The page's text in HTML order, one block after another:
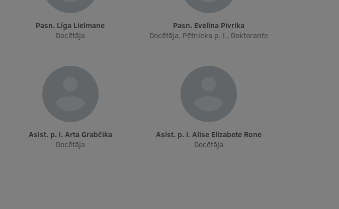
Pasn. Līga Lielmane
Docētāja
Pasn. Evelīna Pivrika
Docētāja, Pētnieka p. i., Doktorante
Asist. p. i. Arta Grabčika
Docētāja
Asist. p. i. Alise Elizabete Rone
Docētāja